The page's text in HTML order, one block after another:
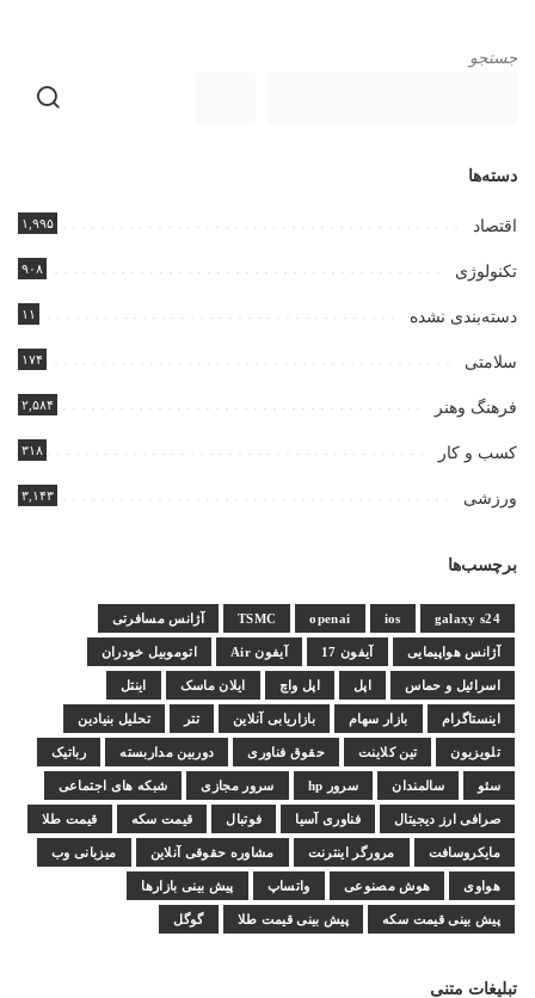
جستجو
دسته‌ها
اقتصاد ۱,۹۹۵
تکنولوژی ۹۰۸
دسته‌بندی نشده ۱۱
سلامتی ۱۷۴
فرهنگ وهنر ۲,۵۸۴
کسب و کار ۳۱۸
ورزشی ۳,۱۴۳
برچسب‌ها
galaxy s24
ios
openai
TSMC آژانس مسافرتی
آژانس هواپیمایی آیفون 17 آیفون Air اتوموبیل خودران
اسرائیل و حماس اپل اپل واچ ایلان ماسک اینتل
اینستاگرام بازار سهام بازاریابی آنلاین تتر تحلیل بنیادین
تلویزیون تین کلاینت حقوق فناوری دوربین مداربسته رباتیک
سئو سالمندان سرور hp سرور مجازی شبکه های اجتماعی
صرافی ارز دیجیتال فناوری آسیا فوتبال قیمت سکه قیمت طلا
مایکروسافت مرورگر اینترنت مشاوره حقوقی آنلاین میزبانی وب
هواوی هوش مصنوعی واتساپ پیش بینی بازارها
پیش بینی قیمت سکه پیش بینی قیمت طلا گوگل
تبلیغات متنی